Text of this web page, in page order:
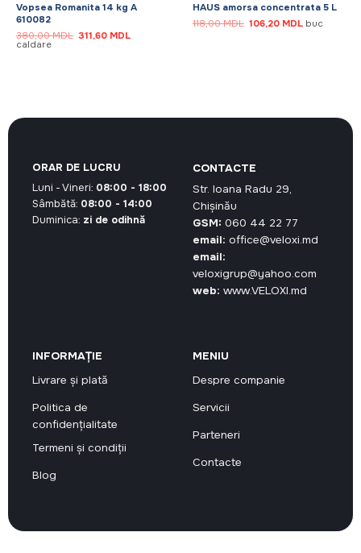
Vopsea Romanita 14 kg A
610082
380,00MDL Prețul
inițial
311,60 MDLPrețul
caldare
HAUS amorsa concentrata 5 L
118,00MDL Prețul
inițial
106,20 MDLPrețul
buc
CONTACTE
Str. Ioana Radu 29,
Chișinău
GSM: 060 44 22 77
email: office@veloxi.md
email:
veloxigrup@yahoo.com
web: www.VELOXI.md
INFORMAȚIE
Livrare și plată
Politica de
confidențialitate
Termeni și condiții
Blog
MENIU
Despre companie
Servicii
Parteneri
Contacte
ORAR DE LUCRU
Luni - Vineri: 08:00 - 18:00
Sâmbătă: 08:00 - 14:00
Duminica: zi de odihnă